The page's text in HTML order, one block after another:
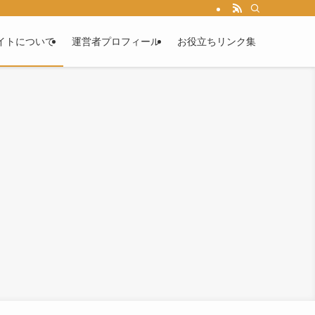
トについて 運営者プロフィール お役立ちリンク集